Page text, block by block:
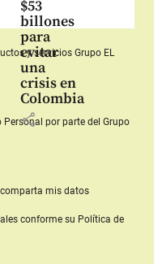
$53
billones
para
evitar
una
crisis en
Colombia
share
y serviciosGrupo EL
Personal por parte del Grupo
comparta mis datos
conforme su Política de